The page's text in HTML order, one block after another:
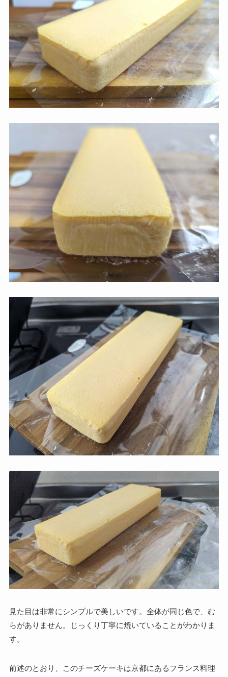
見た目は非常にシンプルで美しいです。全体が同じ色で、む
らがありません。じっくり丁寧に焼いていることがわかりま
す。
前述のとおり、このチーズケーキは京都にあるフランス料理